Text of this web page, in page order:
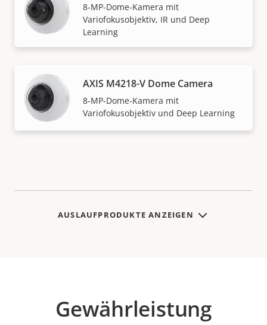
8-MP-Dome-Kamera mit
Variofokusobjektiv, IR und Deep
Learning
AXIS M4218-V Dome Camera
8-MP-Dome-Kamera mit
Variofokusobjektiv und Deep Learning
AUSLAUFPRODUKTE ANZEIGEN
Gewährleistung